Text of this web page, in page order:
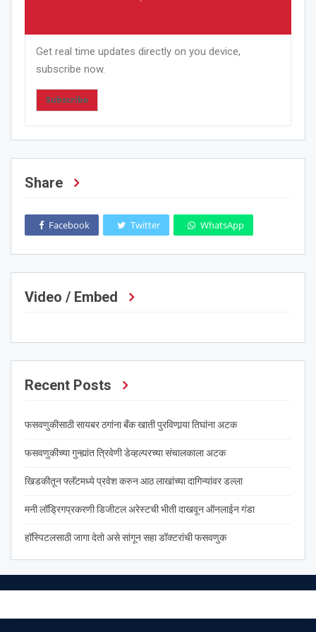
Get real time updates directly on you device,
subscribe now.
Subscribe
Share
Facebook Twitter WhatsApp
Video / Embed
Recent Posts
फसवणुकीसाठी सायबर ठगांना बँक खाती पुरविणार्‍या तिघांना अटक
फसवणुकीच्या गुन्ह्यांत त्रिवेणी डेव्हल्परच्या संचालकाला अटक
खिडकीतून फ्लॅटमध्ये प्रवेश करुन आठ लाखांच्या दागिन्यांवर डल्ला
मनी लॉड्रिगप्रकरणी डिजीटल अरेस्टची भीती दाखवून ऑनलाईन गंडा
हॉस्पिटलसाठी जागा देतो असे सांगून सहा डॉक्टरांची फसवणुक